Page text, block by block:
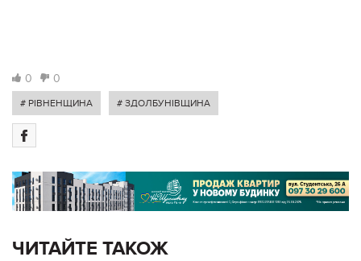
0 0
# РІВНЕНЩИНА # ЗДОЛБУНІВЩИНА
ЧИТАЙТЕ ТАКОЖ